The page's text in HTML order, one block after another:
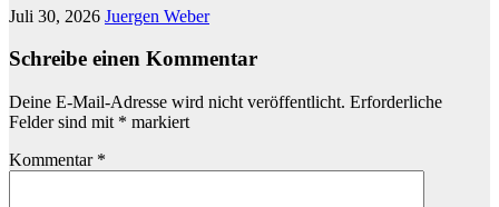
Juli 30, 2026 Juergen Weber
Schreibe einen Kommentar
Deine E-Mail-Adresse wird nicht veröffentlicht. Erforderliche
Felder sind mit * markiert
Kommentar *